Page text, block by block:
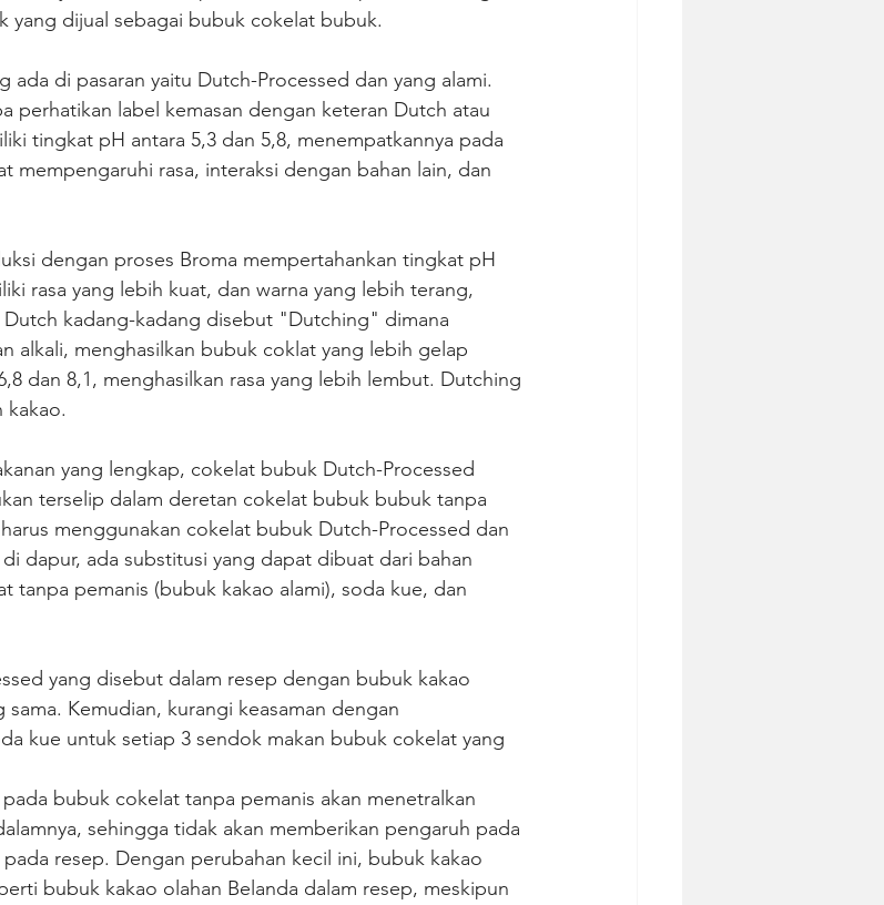
yang dijual sebagai bubuk cokelat bubuk.
ada di pasaran yaitu Dutch-Processed dan yang alami.
perhatikan label kemasan dengan keteran Dutch atau
tingkat pH antara 5,3 dan 5,8, menempatkannya pada
mempengaruhi rasa, interaksi dengan bahan lain, dan
dengan proses Broma mempertahankan tingkat pH
rasa yang lebih kuat, dan warna yang lebih terang,
Dutch kadang-kadang disebut "Dutching" dimana
alkali, menghasilkan bubuk coklat yang lebih gelap
dan 8,1, menghasilkan rasa yang lebih lembut. Dutching
kakao.
yang lengkap, cokelat bubuk Dutch-Processed
terselip dalam deretan cokelat bubuk bubuk tanpa
menggunakan cokelat bubuk Dutch-Processed dan
dapur, ada substitusi yang dapat dibuat dari bahan
tanpa pemanis (bubuk kakao alami), soda kue, dan
yang disebut dalam resep dengan bubuk kakao
Kemudian, kurangi keasaman dengan
kue untuk setiap 3 sendok makan bubuk cokelat yang
bubuk cokelat tanpa pemanis akan menetralkan
sehingga tidak akan memberikan pengaruh pada
resep. Dengan perubahan kecil ini, bubuk kakao
bubuk kakao olahan Belanda dalam resep, meskipun